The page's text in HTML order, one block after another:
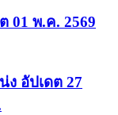
01 พ.ค. 2569
ง อัปเดต 27